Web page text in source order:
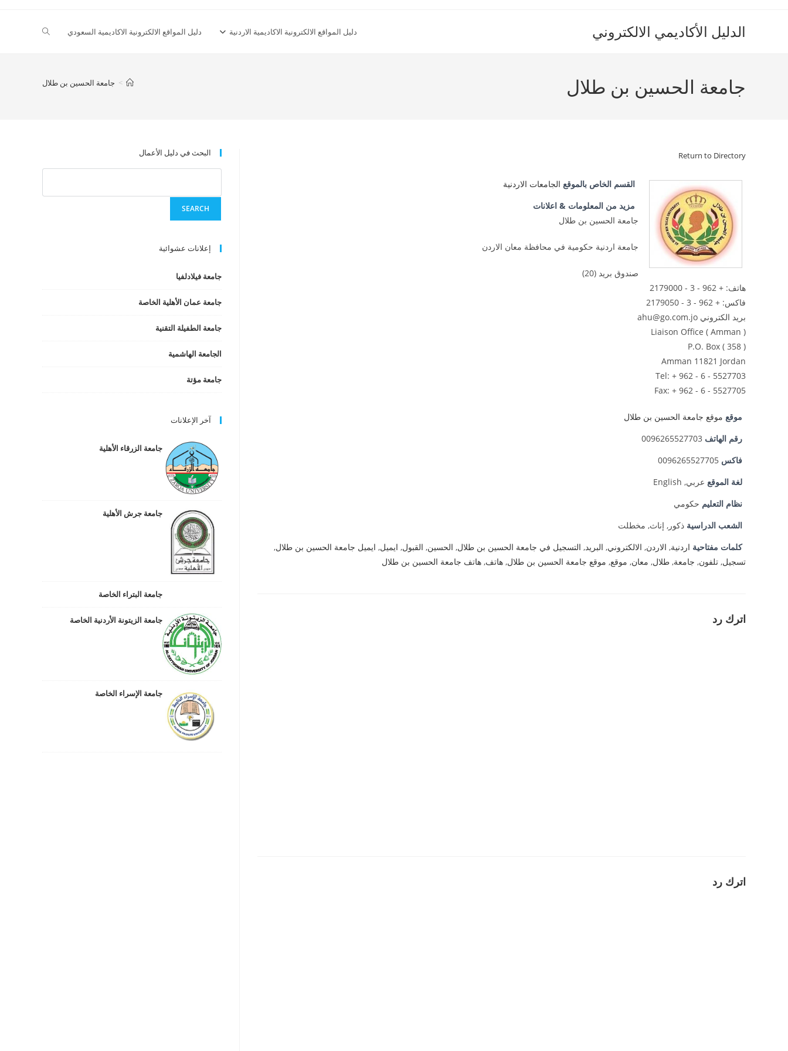
الدليل الأكاديمي الالكتروني دليل المواقع الالكترونية الاكاديمية الاردنية دليل المواقع الالكترونية الاكاديمية السعودي Toggle
جامعة الحسين بن طلال > جامعة الحسين بن طلال
Return to Directory
القسم الخاص بالموقع الجامعات الاردنية
مزيد من المعلومات & اعلانات
جامعة الحسين بن طلال
جامعة اردنية حكومية في محافظة معان الاردن
صندوق بريد (20)
هاتف: + 962 - 3 - 2179000
فاكس: + 962 - 3 - 2179050
بريد الكتروني ahu@go.com.jo
Liaison Office ( Amman )
P.O. Box ( 358 )
Amman 11821 Jordan
Tel: + 962 - 6 - 5527703
Fax: + 962 - 6 - 5527705
موقع موقع جامعة الحسين بن طلال
رقم الهاتف 0096265527703
فاكس 0096265527705
لغة الموقع عربي, English
نظام التعليم حكومي
الشعب الدراسية ذكور, إناث, مخطلت
كلمات مفتاحية اردنية, الاردن, الالكتروني, البريد, التسجيل في جامعة الحسين بن طلال, الحسين, القبول, ايميل, ايميل جامعة الحسين بن طلال,
تسجيل, تلفون, جامعة, طلال, معان, موقع, موقع جامعة الحسين بن طلال, هاتف, هاتف جامعة الحسين بن طلال
اترك رد
اترك رد
البحث في دليل الأعمال
إعلانات عشوائية
جامعة فيلادلفيا
جامعة عمان الأهلية الخاصة
جامعة الطفيلة التقنية
الجامعة الهاشمية
جامعة مؤتة
آخر الإعلانات
جامعة الزرقاء الأهلية
جامعة جرش الأهلية
جامعة البتراء الخاصة
جامعة الزيتونة الأردنية الخاصة
جامعة الإسراء الخاصة